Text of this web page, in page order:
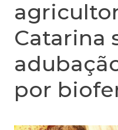
Catarina
por